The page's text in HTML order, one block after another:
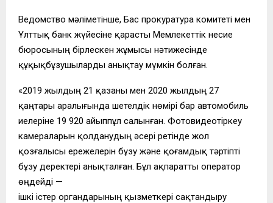
Ведомство мәліметінше, Бас прокуратура комитеті мен
Ұлттық банк жүйесіне қарасты Мемлекеттік несие
бюросының бірлескен жұмысы нәтижесінде
құқықбұзушыларды анықтау мүмкін болған.
«2019 жылдың 21 қазаны мен 2020 жылдың 27
қаңтары аралығында шетелдік нөмірі бар автомобиль
иелеріне 19 920 айыппұл салынған. Фотовидеотіркеу
камераларын қолданудың әсері ретінде жол
қозғалысы ережелерін бұзу және қоғамдық тәртіпті
бұзу деректері анықталған. Бұл ақпаратты оператор
өңдейді —
ішкі істер органдарының қызметкері сақтандыру